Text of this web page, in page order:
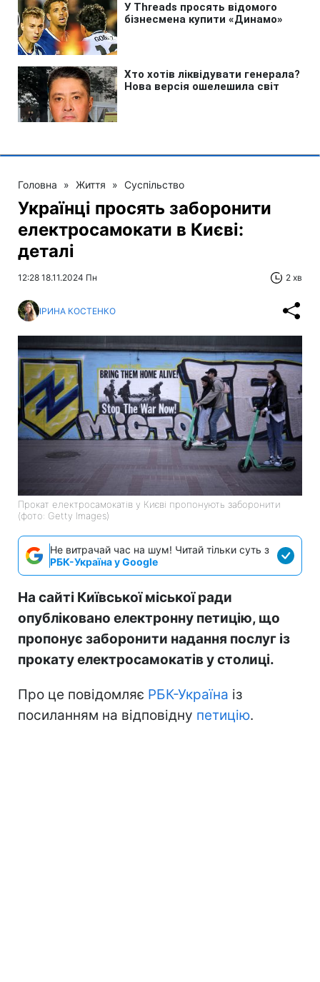
Головна » Життя » Суспільство
Українці просять заборонити
електросамокати в Києві:
деталі
12:28 18.11.2024 Пн 2 хв
ІРИНА КОСТЕНКО
Прокат електросамокатів у Києві пропонують заборонити
(фото: Getty Images)
Не витрачай час на шум! Читай тільки суть з
РБК-Україна у Google
На сайті Київської міської ради
опубліковано електронну петицію, що
пропонує заборонити надання послуг із
прокату електросамокатів у столиці.
Про це повідомляє РБК-Україна із
посиланням на відповідну петицію.